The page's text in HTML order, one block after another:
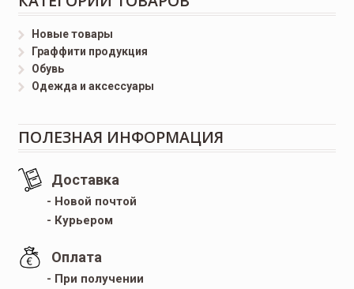
Новые товары
Граффити продукция
Обувь
Одежда и аксессуары
ПОЛЕЗНАЯ ИНФОРМАЦИЯ
Доставка
- Новой почтой
- Курьером
Оплата
- При получении